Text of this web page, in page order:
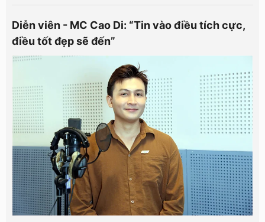
Diễn viên - MC Cao Di: “Tin vào điều tích cực,
điều tốt đẹp sẽ đến”